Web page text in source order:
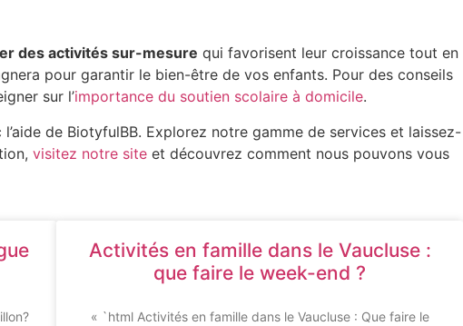
des activités sur-mesure qui favorisent leur croissance tout en
pour garantir le bien-être de vos enfants. Pour des conseils
sur l’importance du soutien scolaire à domicile.
l’aide de BiotyfulBB. Explorez notre gamme de services et laissez-
visitez notre site et découvrez comment nous pouvons vous
Activités en famille dans le Vaucluse :
que faire le week-end ?
« `html Activités en famille dans le Vaucluse : Que faire le